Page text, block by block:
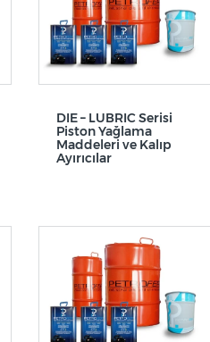
DIE – LUBRIC Serisi
Piston Yağlama
Maddeleri ve Kalıp
Ayırıcılar